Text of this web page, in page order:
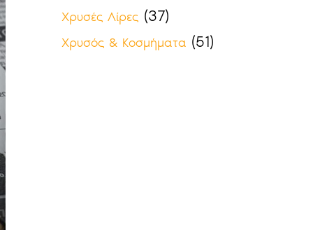
Χρυσές Λίρες (37)
Χρυσός & Κοσμήματα (51)